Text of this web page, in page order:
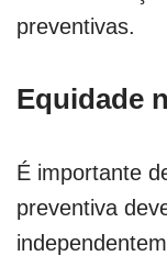
preventivas.
Equidade
É importante
preventiva